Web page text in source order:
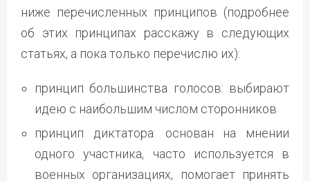
ниже перечисленных принципов (подробнее
об этих принципах расскажу в следующих
статьях, а пока только перечислю их):
принцип большинства голосов: выбирают
идею с наибольшим числом сторонников
принцип диктатора: основан на мнении
одного участника, часто используется в
военных организациях, помогает принять